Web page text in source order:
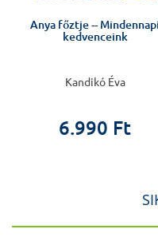
Anya főztje -- Mindennapi
kedvenceink
Kandikó Éva
6.990 Ft